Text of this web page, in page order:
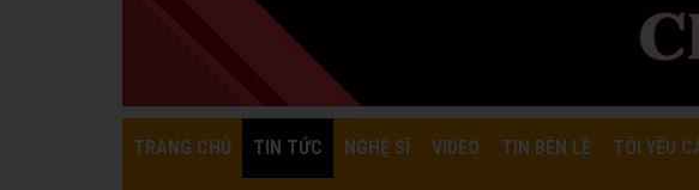
TRANG CHỦ TIN TỨC NGHỆ SĨ VIDEO TIN BÊN LỀ TÔI YÊU